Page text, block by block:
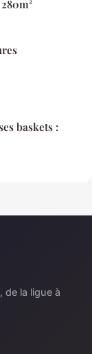
baskets :
de la ligue à